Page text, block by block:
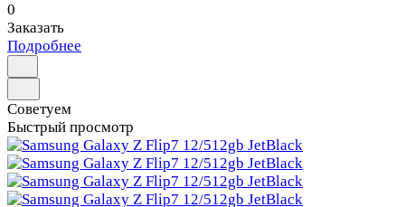
0
Заказать
Подробнее
Советуем
Быстрый просмотр